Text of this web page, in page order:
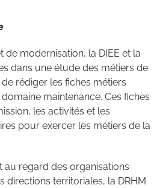
de modernisation, la DIEE et la
dans une étude des métiers de
rédiger les fiches métiers
maintenance. Ces fiches
les activités et les
pour exercer les métiers de la
au regard des organisations
directions territoriales, la DRHM